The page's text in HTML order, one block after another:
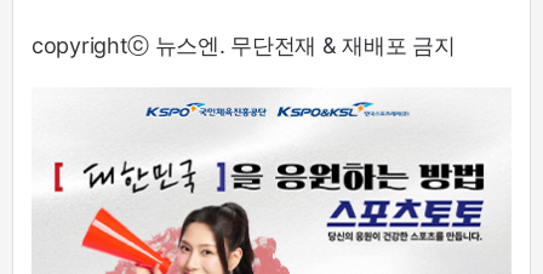
copyrightⓒ 뉴스엔. 무단전재 & 재배포 금지